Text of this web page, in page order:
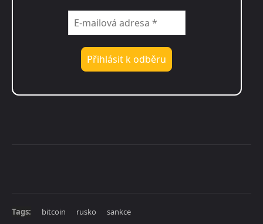
Tags: bitcoin rusko sankce